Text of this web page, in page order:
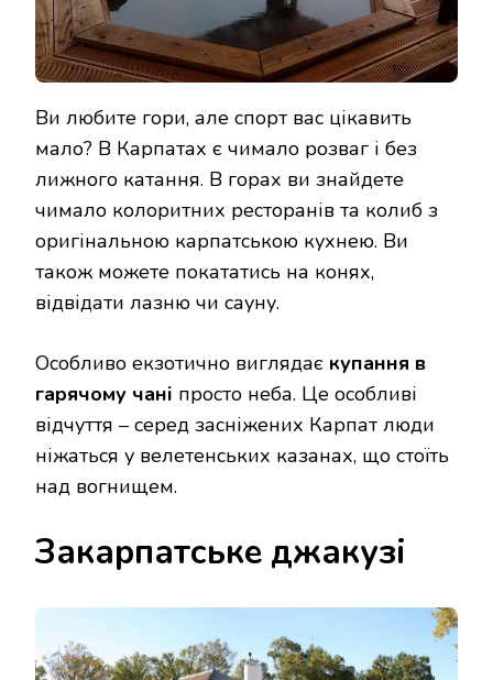
Ви любите гори, але спорт вас цікавить
мало? В Карпатах є чимало розваг і без
лижного катання. В горах ви знайдете
чимало колоритних ресторанів та колиб з
оригінальною карпатською кухнею. Ви
також можете покататись на конях,
відвідати лазню чи сауну.
Особливо екзотично виглядає купання в
гарячому чані просто неба. Це особливі
відчуття – серед засніжених Карпат люди
ніжаться у велетенських казанах, що стоїть
над вогнищем.
Закарпатське джакузі